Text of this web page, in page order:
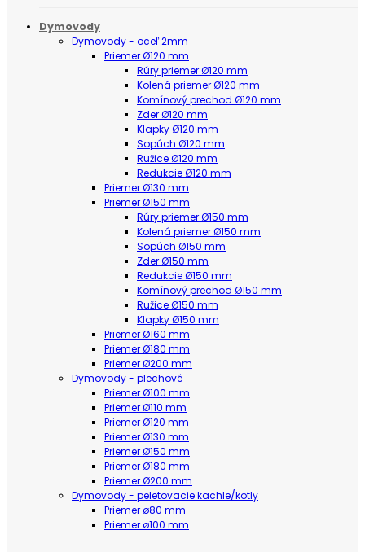
Dymovody
Dymovody - oceľ 2mm
Priemer Ø120 mm
Rúry priemer Ø120 mm
Kolená priemer Ø120 mm
Komínový prechod Ø120 mm
Zder Ø120 mm
Klapky Ø120 mm
Sopúch Ø120 mm
Ružice Ø120 mm
Redukcie Ø120 mm
Priemer Ø130 mm
Priemer Ø150 mm
Rúry priemer Ø150 mm
Kolená priemer Ø150 mm
Sopúch Ø150 mm
Zder Ø150 mm
Redukcie Ø150 mm
Komínový prechod Ø150 mm
Ružice Ø150 mm
Klapky Ø150 mm
Priemer Ø160 mm
Priemer Ø180 mm
Priemer Ø200 mm
Dymovody - plechové
Priemer Ø100 mm
Priemer Ø110 mm
Priemer Ø120 mm
Priemer Ø130 mm
Priemer Ø150 mm
Priemer Ø180 mm
Priemer Ø200 mm
Dymovody - peletovacie kachle/kotly
Priemer ø80 mm
Priemer ø100 mm